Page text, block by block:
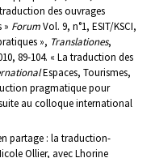
des ouvrages
» ForumVol. 9, n°1, ESIT/KSCI,
», Translationes,
89-104. « La traduction des
Espaces, Tourismes,
pragmatique pour
au colloqueinternational
partage : la traduction-
Ollier, avec Lhorine